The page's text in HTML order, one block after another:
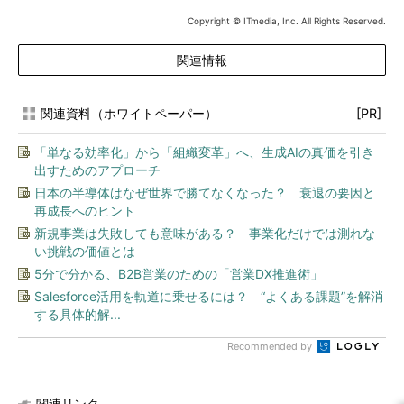
Copyright © ITmedia, Inc. All Rights Reserved.
関連情報
関連資料（ホワイトペーパー） [PR]
「単なる効率化」から「組織変革」へ、生成AIの真価を引き
出すためのアプローチ
日本の半導体はなぜ世界で勝てなくなった？ 衰退の要因と
再成長へのヒント
新規事業は失敗しても意味がある？ 事業化だけでは測れな
い挑戦の価値とは
5分で分かる、B2B営業のための「営業DX推進術」
Salesforce活用を軌道に乗せるには？ “よくある課題”を解消
する具体的解...
Recommended by